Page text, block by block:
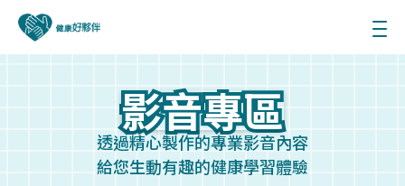
影音專區
影音專區
透過精心製作的專業影音內容
給您生動有趣的健康學習體驗